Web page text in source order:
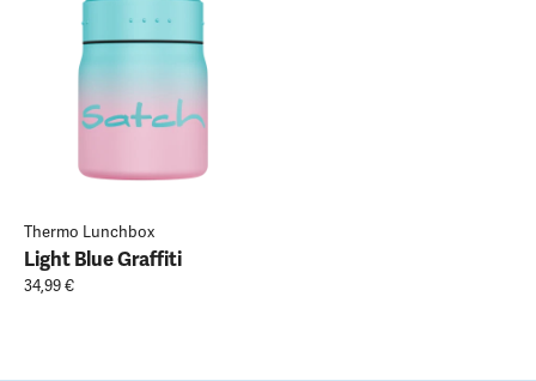
Thermo Lunchbox
Light Blue Graffiti
34,99 €